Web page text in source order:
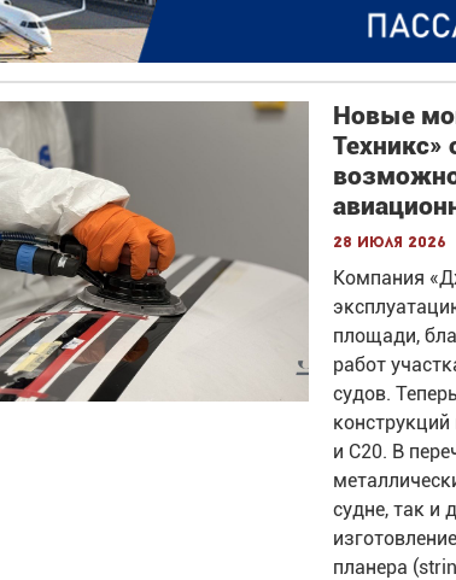
Новые
28 июля 2026
Компания
площади,
работ
судов.
и С20. В
судне, так и
планера